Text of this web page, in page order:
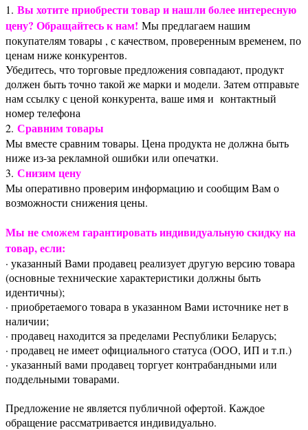
1. Вы хотите приобрести товар и нашли более интересную
цену? Обращайтесь к нам! Мы предлагаем нашим
покупателям товары , с качеством, проверенным временем, по
ценам ниже конкурентов.
Убедитесь, что торговые предложения совпадают, продукт
должен быть точно такой же марки и модели. Затем отправьте
нам ссылку с ценой конкурента, ваше имя и контактный
номер телефона
2. Сравним товары
Мы вместе сравним товары. Цена продукта не должна быть
ниже из-за рекламной ошибки или опечатки.
3. Снизим цену
Мы оперативно проверим информацию и сообщим Вам о
возможности снижения цены.
Мы не сможем гарантировать индивидуальную скидку на
товар, если:
· указанный Вами продавец реализует другую версию товара
(основные технические характеристики должны быть
идентичны);
· приобретаемого товара в указанном Вами источнике нет в
наличии;
· продавец находится за пределами Республики Беларусь;
· продавец не имеет официального статуса (ООО, ИП и т.п.)
· указанный вами продавец торгует контрабандными или
поддельными товарами.
Предложение не является публичной офертой. Каждое
обращение рассматривается индивидуально.